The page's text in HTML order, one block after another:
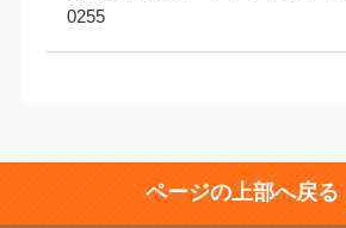
0255
ページの上部へ戻る